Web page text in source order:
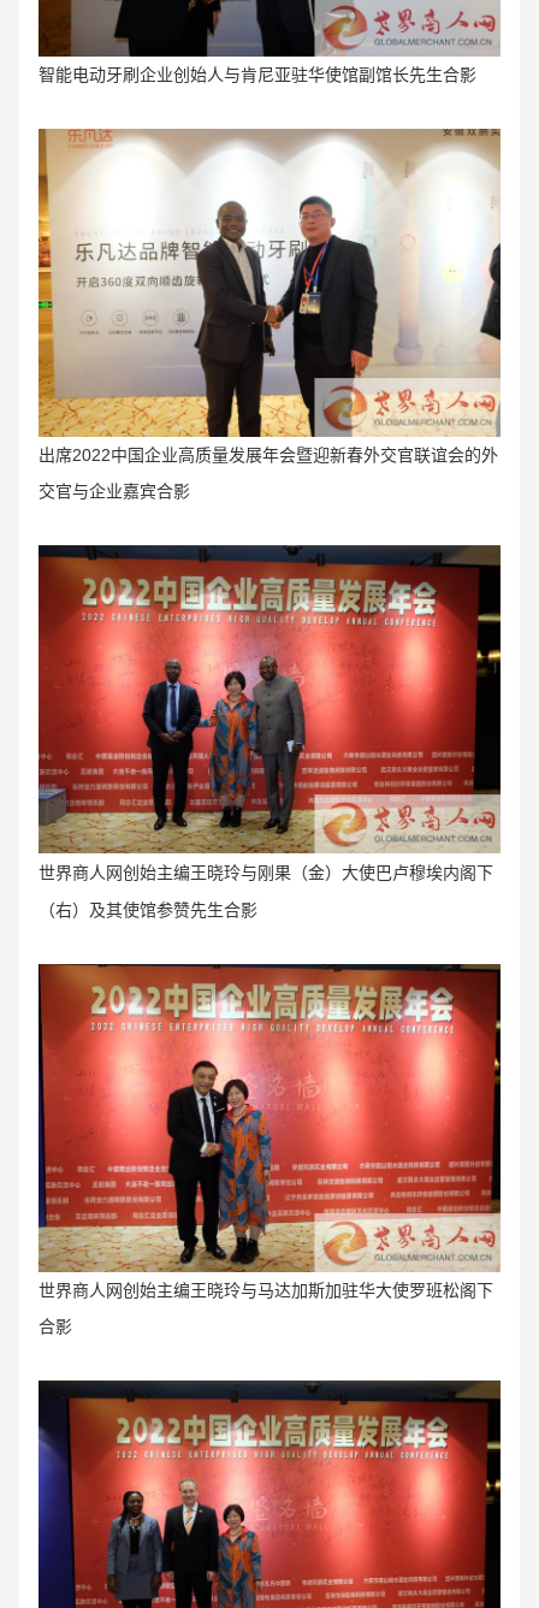
智能电动牙刷企业创始人与肯尼亚驻华使馆副馆长先生合影
出席2022中国企业高质量发展年会暨迎新春外交官联谊会的外
交官与企业嘉宾合影
世界商人网创始主编王晓玲与刚果（金）大使巴卢穆埃内阁下
（右）及其使馆参赞先生合影
世界商人网创始主编王晓玲与马达加斯加驻华大使罗班松阁下
合影